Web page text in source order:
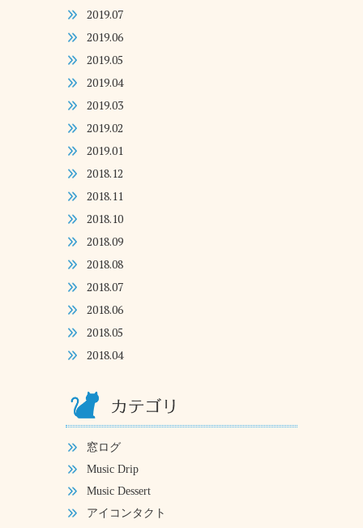
2019.07
2019.06
2019.05
2019.04
2019.03
2019.02
2019.01
2018.12
2018.11
2018.10
2018.09
2018.08
2018.07
2018.06
2018.05
2018.04
窓ログ
Music Drip
Music Dessert
アイコンタクト